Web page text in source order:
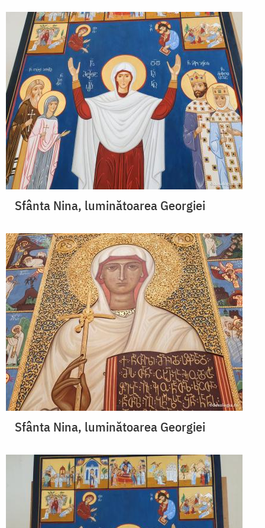
Sfânta Nina, luminătoarea Georgiei
Sfânta Nina, luminătoarea Georgiei